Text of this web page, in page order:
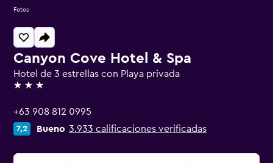
Canyon Cove Hotel & Spa
Hotel de 3 estrellas con Playa privada
3 estrellas
+63 908 812 0995
7,2 Bueno 3.933 calificaciones verificadas
Fotos